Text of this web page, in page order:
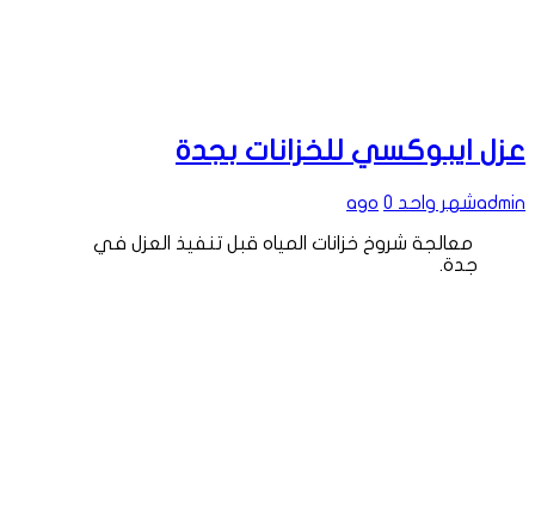
عزل ايبوكسي للخزانات بجدة
adminشهر واحد ago 0
معالجة شروخ خزانات المياه قبل تنفيذ العزل في
جدة.